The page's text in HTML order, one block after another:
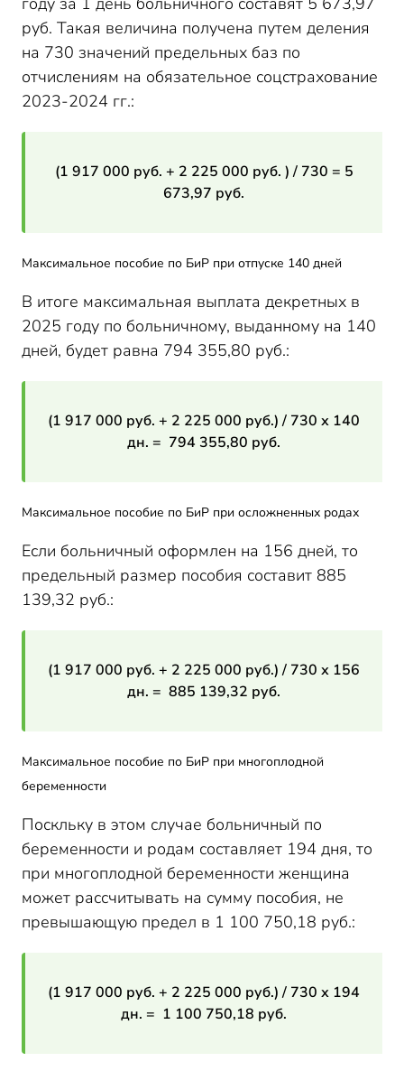
руб. Такая величина получена путем деления
на 730 значений предельных баз по
отчислениям на обязательное соцстрахование
2023-2024 гг.:
(1 917 000 руб. + 2 225 000 руб. ) / 730 = 5
673,97 руб.
Максимальное пособие по БиР при отпуске 140 дней
В итоге максимальная выплата декретных в
2025 году по больничному, выданному на 140
дней, будет равна 794 355,80 руб.:
(1 917 000 руб. + 2 225 000 руб.) / 730 х 140
дн. = 794 355,80 руб.
Максимальное пособие по БиР при осложненных родах
Если больничный оформлен на 156 дней, то
предельный размер пособия составит 885
139,32 руб.:
(1 917 000 руб. + 2 225 000 руб.) / 730 х 156
дн. = 885 139,32 руб.
Максимальное пособие по БиР при многоплодной
беременности
Поскльку в этом случае больничный по
беременности и родам составляет 194 дня, то
при многоплодной беременности женщина
может рассчитывать на сумму пособия, не
превышающую предел в 1 100 750,18 руб.:
(1 917 000 руб. + 2 225 000 руб.) / 730 х 194
дн. = 1 100 750,18 руб.